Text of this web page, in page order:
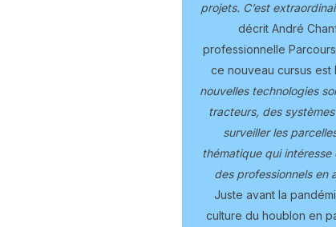
projets. C’est
décrit André
professionnelle
ce nouveau cursus est
nouvelles technologies
tracteurs, des
surveiller les
thématique qui
des professionnels en
Juste avant la
culture du houblon en